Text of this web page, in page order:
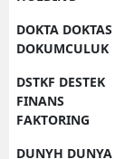
DOKTA DOKTAS
DOKUMCULUK
DSTKF DESTEK
FINANS
FAKTORING
DUNYH DUNYA